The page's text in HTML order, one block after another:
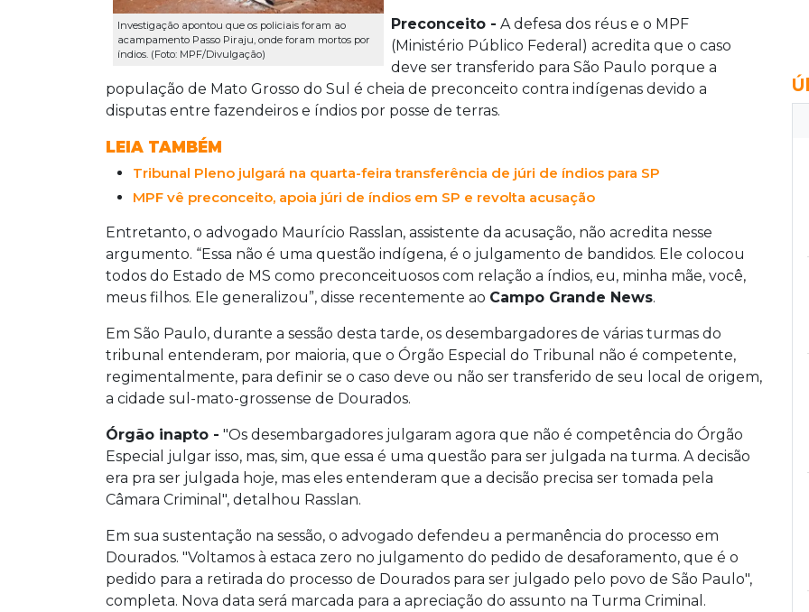
Investigação apontou que os policiais foram ao
acampamento Passo Piraju, onde foram mortos por
índios. (Foto: MPF/Divulgação)
Preconceito - A defesa dos réus e o MPF
(Ministério Público Federal) acredita que o caso
deve ser transferido para São Paulo porque a
população de Mato Grosso do Sul é cheia de preconceito contra indígenas devido a
disputas entre fazendeiros e índios por posse de terras.
LEIA TAMBÉM
Tribunal Pleno julgará na quarta-feira transferência de júri de índios para SP
MPF vê preconceito, apoia júri de índios em SP e revolta acusação
Entretanto, o advogado Maurício Rasslan, assistente da acusação, não acredita nesse
argumento. “Essa não é uma questão indígena, é o julgamento de bandidos. Ele colocou
todos do Estado de MS como preconceituosos com relação a índios, eu, minha mãe, você,
meus filhos. Ele generalizou”, disse recentemente ao Campo Grande News.
Em São Paulo, durante a sessão desta tarde, os desembargadores de várias turmas do
tribunal entenderam, por maioria, que o Órgão Especial do Tribunal não é competente,
regimentalmente, para definir se o caso deve ou não ser transferido de seu local de origem,
a cidade sul-mato-grossense de Dourados.
Órgão inapto - "Os desembargadores julgaram agora que não é competência do Órgão
Especial julgar isso, mas, sim, que essa é uma questão para ser julgada na turma. A decisão
era pra ser julgada hoje, mas eles entenderam que a decisão precisa ser tomada pela
Câmara Criminal", detalhou Rasslan.
Em sua sustentação na sessão, o advogado defendeu a permanência do processo em
Dourados. "Voltamos à estaca zero no julgamento do pedido de desaforamento, que é o
pedido para a retirada do processo de Dourados para ser julgado pelo povo de São Paulo",
completa. Nova data será marcada para a apreciação do assunto na Turma Criminal.